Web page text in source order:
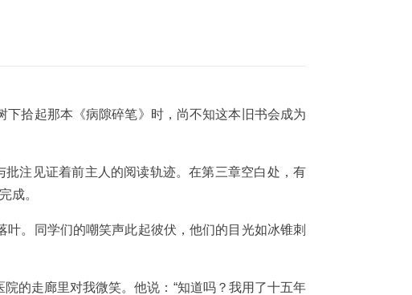
拾起那本《病隙碎笔》时，尚不知这本旧书会成为
注见证着前主人的阅读轨迹。在第三章空白处，有
成。
。同学们的嘲笑声此起彼伏，他们的目光如冰锥刺
的走廊里对我微笑。他说：“知道吗？我用了十五年